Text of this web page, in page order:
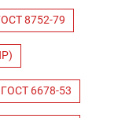
8752-79
6678-53